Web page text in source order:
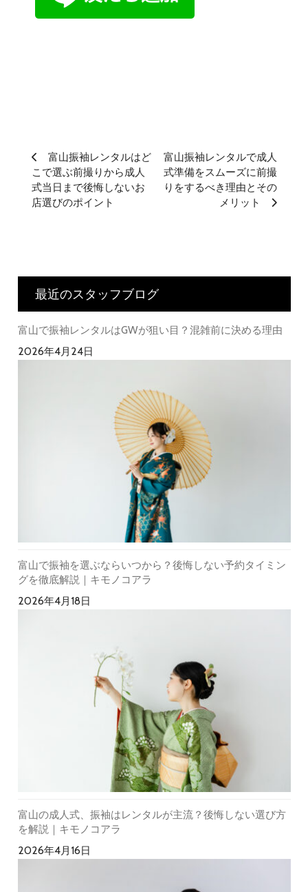
富山振袖レンタルはど
こで選ぶ前撮りから成人
式当日まで後悔しないお
店選びのポイント
富山振袖レンタルで成人
式準備をスムーズに前撮
りをするべき理由とその
メリット
最近のスタッフブログ
富山で振袖レンタルはGWが狙い目？混雑前に決める理由
2026年4月24日
富山で振袖を選ぶならいつから？後悔しない予約タイミン
グを徹底解説｜キモノコアラ
2026年4月18日
富山の成人式、振袖はレンタルが主流？後悔しない選び方
を解説｜キモノコアラ
2026年4月16日